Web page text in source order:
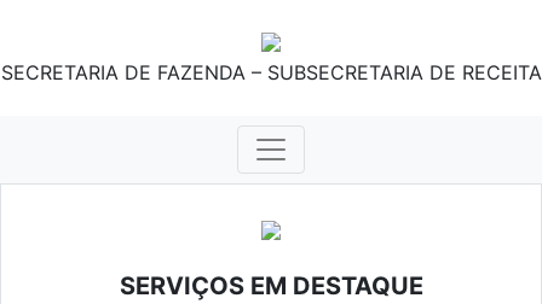
SECRETARIA DE FAZENDA – SUBSECRETARIA DE RECEITA
SERVIÇOS EM DESTAQUE